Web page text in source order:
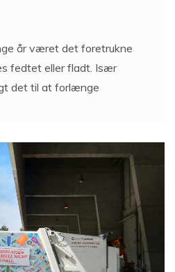
år været det foretrukne
fedtet eller fladt. Især
det til at forlænge